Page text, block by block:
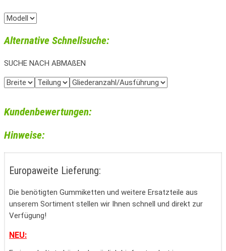
Alternative Schnellsuche:
SUCHE NACH ABMAßEN
Kundenbewertungen:
Hinweise:
Europaweite Lieferung:
Die benötigten Gummiketten und weitere Ersatzteile aus
unserem Sortiment stellen wir Ihnen schnell und direkt zur
Verfügung!
NEU: